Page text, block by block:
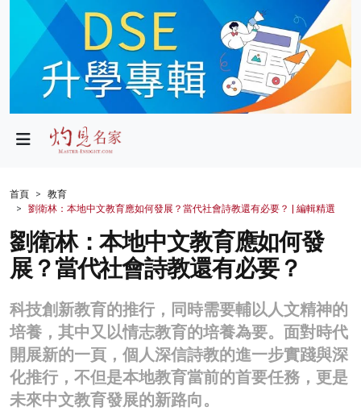
政局
財經
生活
健康
商業
科技
影片
名家榜
首頁
教育
劉衛林：本地中文教育應如何發展？當代社會詩教還有必要？ | 編輯精選
劉衛林：本地中文教育應如何發
展？當代社會詩教還有必要？
科技創新教育的推行，同時需要輔以人文精神的
培養，其中又以情志教育的培養為要。面對時代
開展新的一頁，個人深信詩教的進一步實踐與深
化推行，不但是本地教育當前的首要任務，更是
未來中文教育發展的新路向。